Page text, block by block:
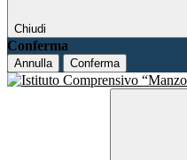
Chiudi
Conferma
Annulla Conferma